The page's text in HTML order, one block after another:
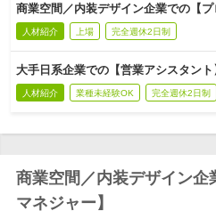
商業空間／内装デザイン企業での【プ
人材紹介 上場 完全週休2日制
大手日系企業での【営業アシスタン
人材紹介 業種未経験OK 完全週休2日制
商業空間／内装デザイン企
マネジャー】